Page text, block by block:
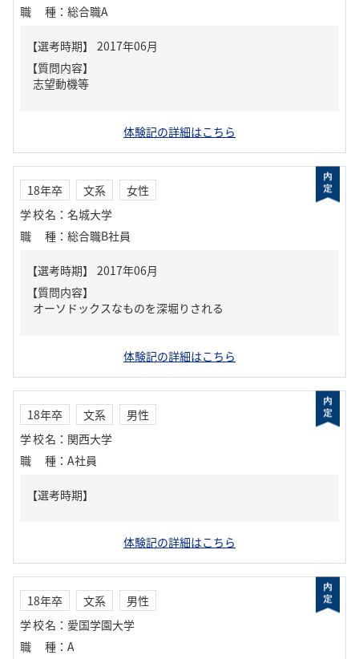
職種 ： 総合職A
【質問内容】
志望動機等
体験記の詳細はこちら
18年卒 文系
女性
学校名 ： 名城大学
職種 ： 総合職B社員
【質問内容】
オーソドックスなものを深堀りされる
体験記の詳細はこちら
18年卒 文系
男性
学校名 ： 関西大学
職種 ： A社員
体験記の詳細はこちら
18年卒 文系
男性
学校名 ： 愛国学園大学
職種 ： A